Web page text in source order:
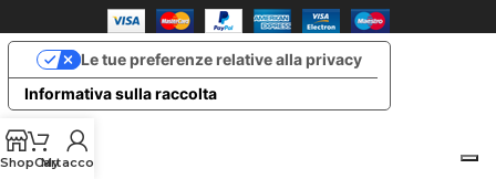
ShopCart
My account
Informativa sulla raccolta
Le tue preferenze relative alla privacy